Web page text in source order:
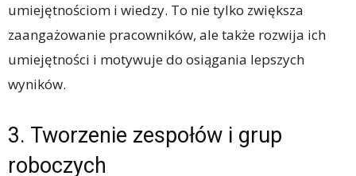
umiejętnościom i wiedzy. To nie tylko zwiększa
zaangażowanie pracowników, ale także rozwija ich
umiejętności i motywuje do osiągania lepszych
wyników.
3. Tworzenie zespołów i grup
roboczych